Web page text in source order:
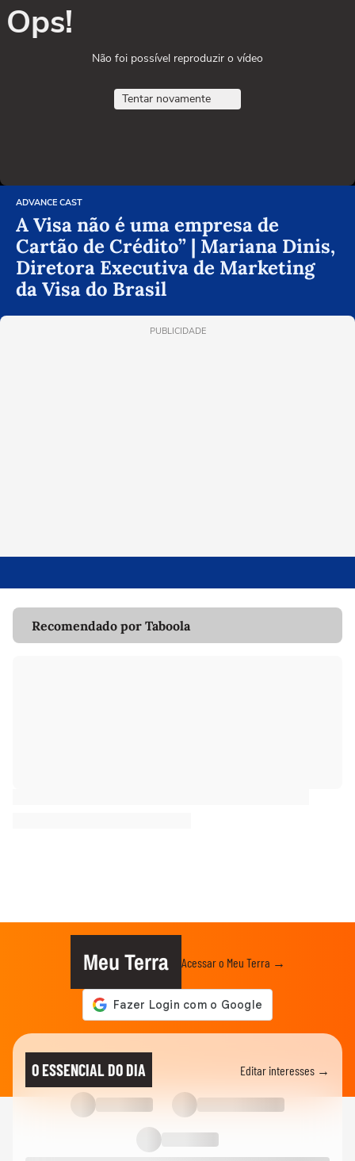
Ops!
Não foi possível reproduzir o vídeo
Tentar novamente
ADVANCE CAST
A Visa não é uma empresa de
Cartão de Crédito” | Mariana Dinis,
Diretora Executiva de Marketing
da Visa do Brasil
PUBLICIDADE
Recomendado por Taboola
Meu Terra Acessar o Meu Terra →
O ESSENCIAL DO DIA Editar interesses →